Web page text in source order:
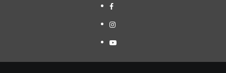
FACEBOOK
INSTAGRAM
YOUTUBE